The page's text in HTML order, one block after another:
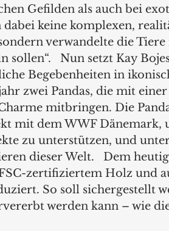
Gefilden als auch bei
dabei keine komplexen,
verwandelte die Tiere
sollen“.   Nun setzt Kay
Begebenheiten in
zwei Pandas, die mit
mitbringen. Die
mit dem WWF Dänemark,
zu unterstützen, und
dieser Welt.   Dem
zertifiziertem Holz und
So soll sichergestellt
werden kann – wie